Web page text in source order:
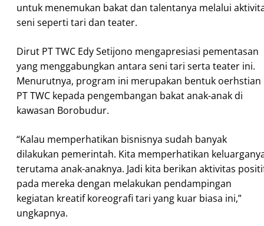
untuk menemukan bakat dan talentanya melalui
seni seperti tari dan teater.
Dirut PT TWC Edy Setijono mengapresiasi pementasan
yang menggabungkan antara seni tari serta teater ini.
Menurutnya, program ini merupakan bentuk oerhstian
PT TWC kepada pengembangan bakat anak-anak di
kawasan Borobudur.
“Kalau memperhatikan bisnisnya sudah banyak
dilakukan pemerintah. Kita memperhatikan
terutama anak-anaknya. Jadi kita berikan aktivitas
pada mereka dengan melakukan pendampingan
kegiatan kreatif koreografi tari yang kuar biasa ini,”
ungkapnya.